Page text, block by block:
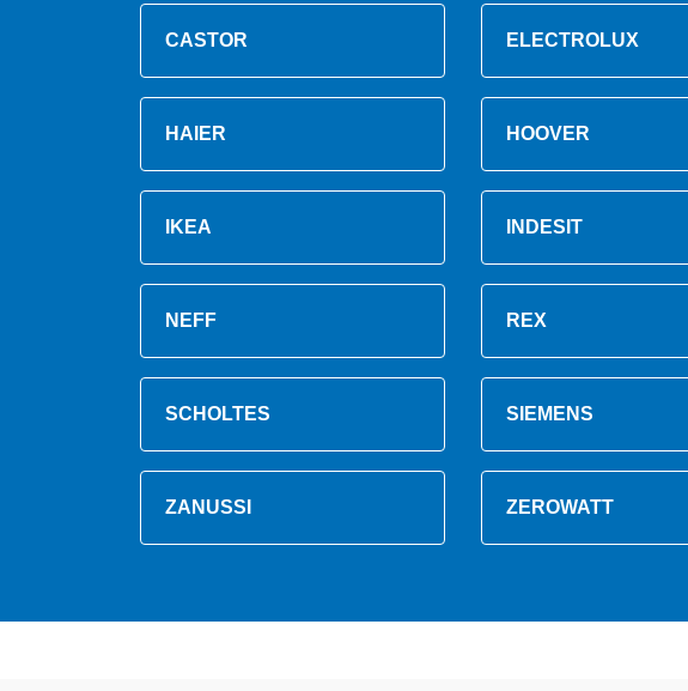
CASTOR ELECTROLUX
HAIER HOOVER
IKEA INDESIT
NEFF REX
SCHOLTES SIEMENS
ZANUSSI ZEROWATT